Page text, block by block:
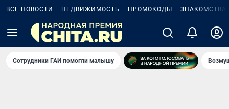
ВСЕ НОВОСТИ НЕДВИЖИМОСТЬ ПРОМОКОДЫ ЗНАКОМСТВА
Сотрудники ГАИ помогли малышу